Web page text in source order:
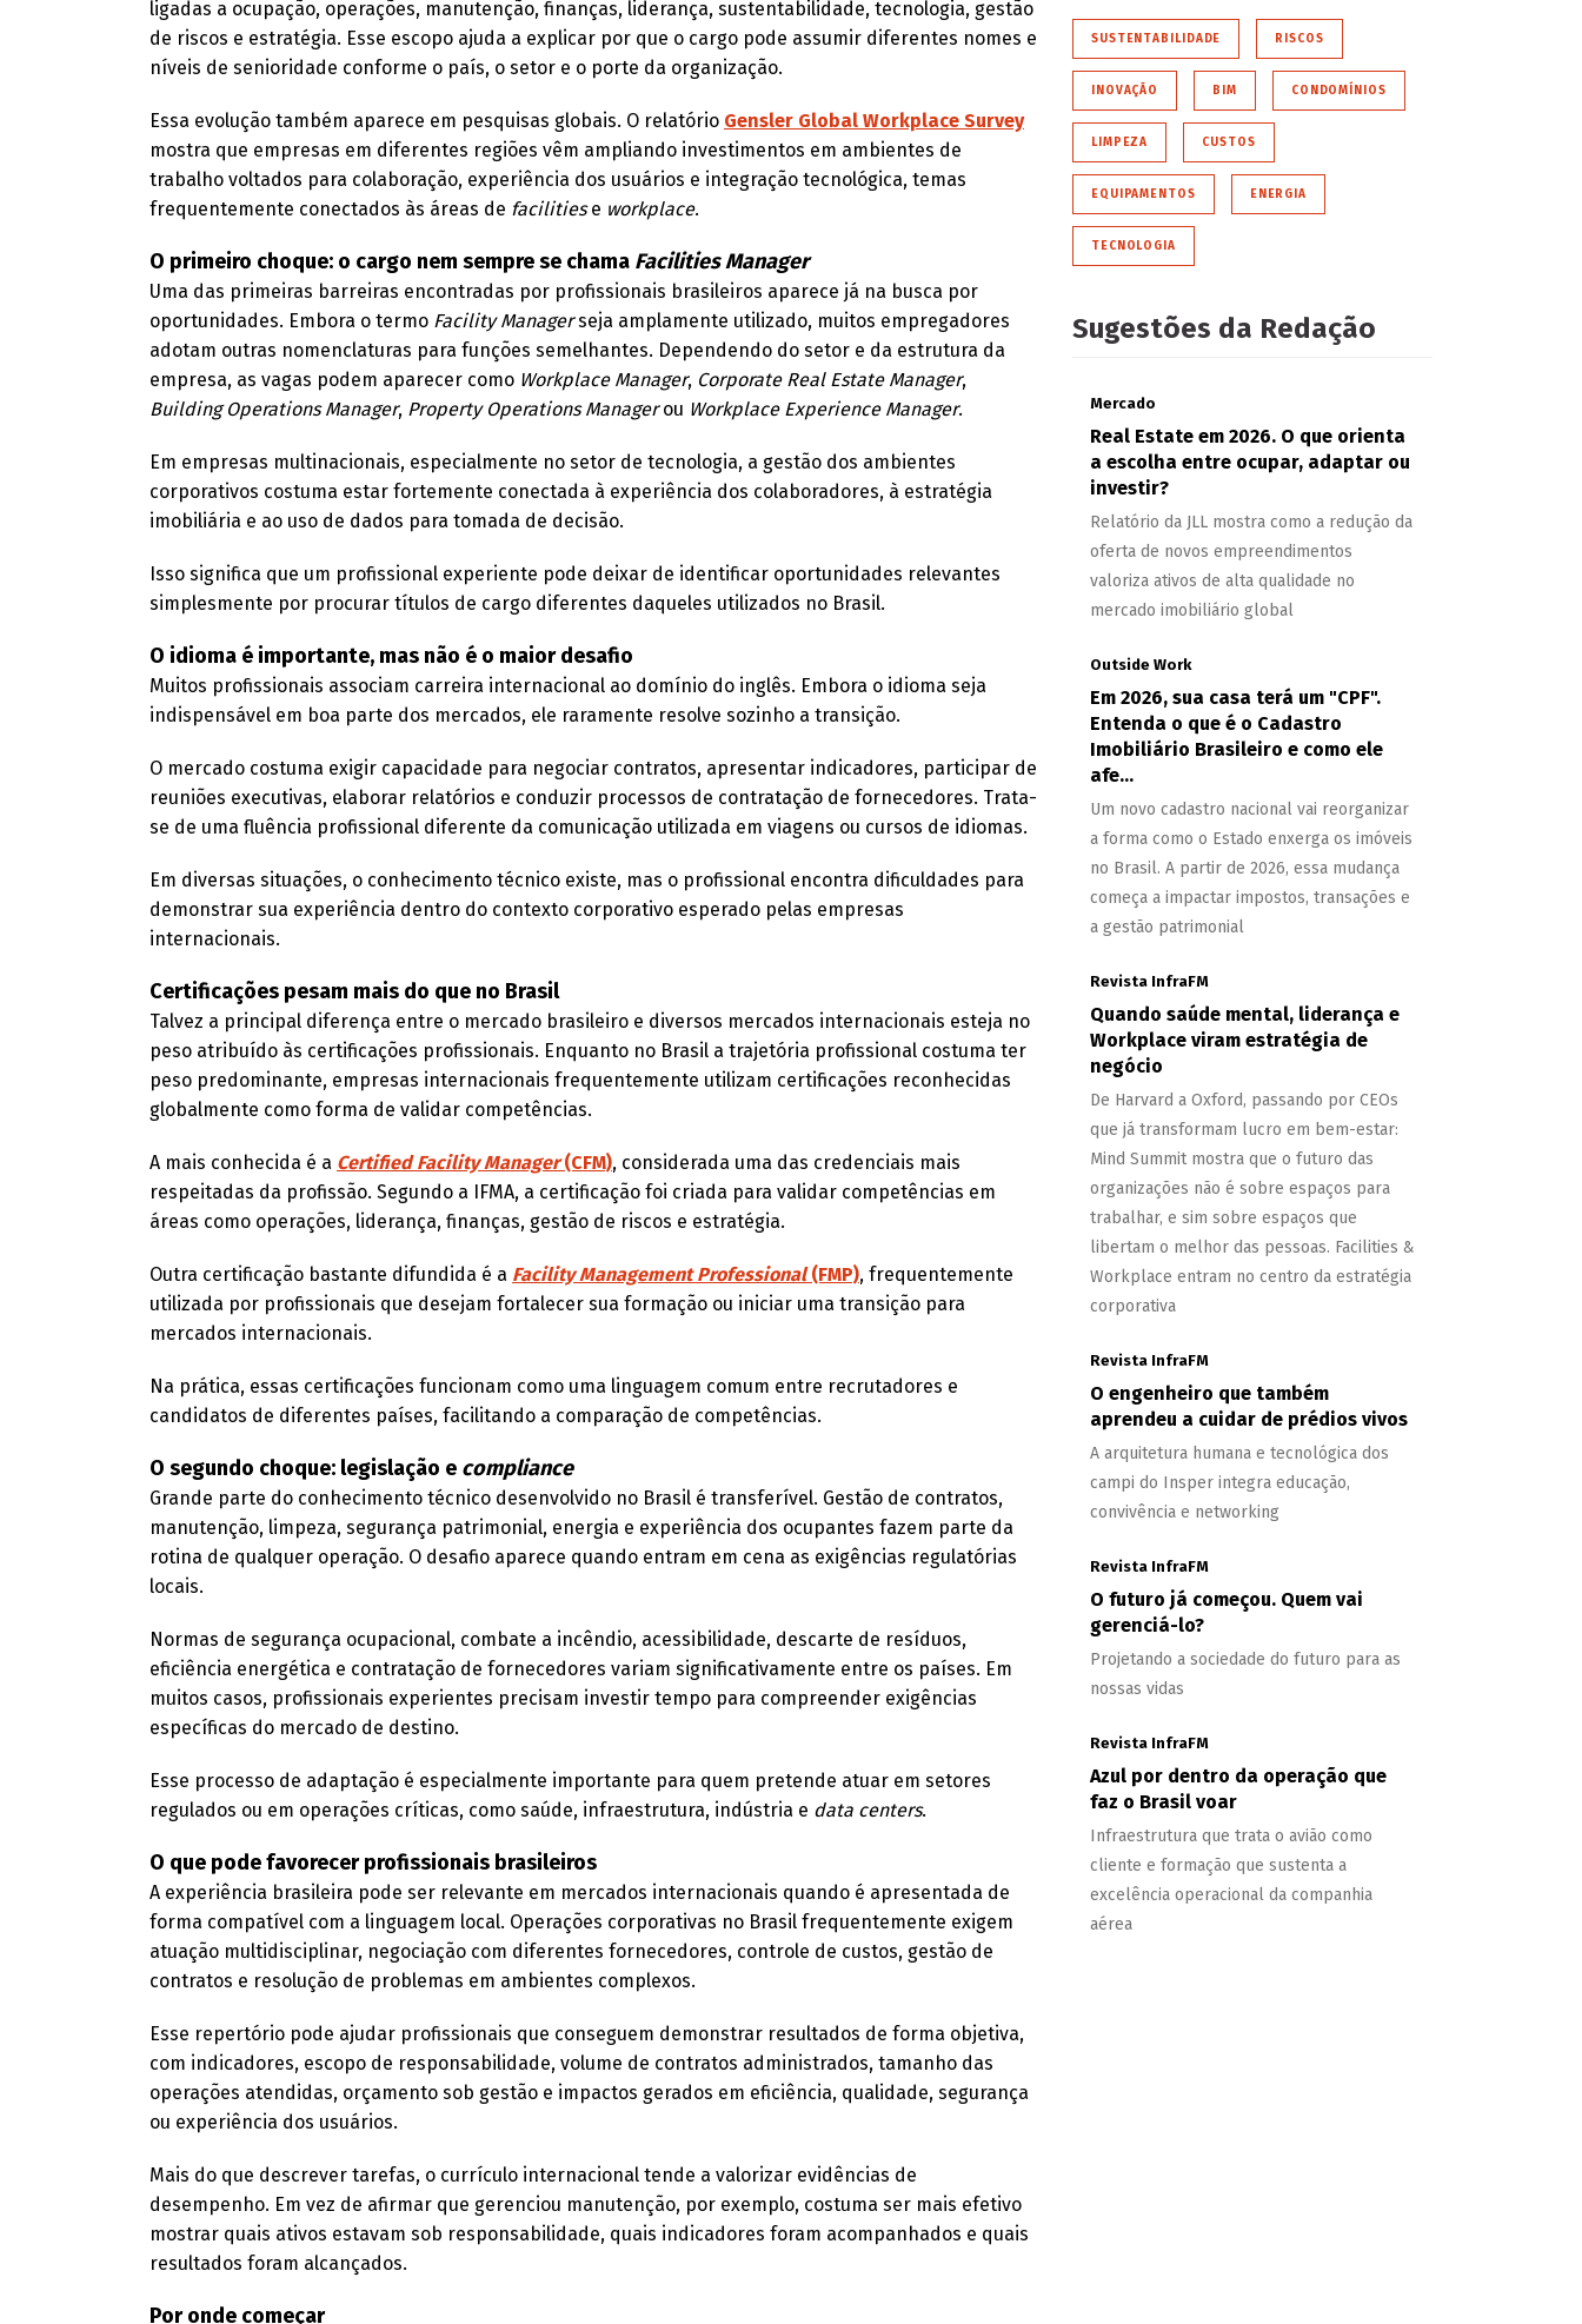
ligadas a ocupação, operações, manutenção, finanças, liderança, sustentabilidade, tecnologia, gestão
de riscos e estratégia. Esse escopo ajuda a explicar por que o cargo pode assumir diferentes nomes e
níveis de senioridade conforme o país, o setor e o porte da organização.
Essa evolução também aparece em pesquisas globais. O relatório Gensler Global Workplace Survey
mostra que empresas em diferentes regiões vêm ampliando investimentos em ambientes de
trabalho voltados para colaboração, experiência dos usuários e integração tecnológica, temas
frequentemente conectados às áreas de facilitiese workplace.
O primeiro choque: o cargo nem sempre se chama Facilities Manager
Uma das primeiras barreiras encontradas por profissionais brasileiros aparece já na busca por
oportunidades. Embora o termo Facility Managerseja amplamente utilizado, muitos empregadores
adotam outras nomenclaturas para funções semelhantes. Dependendo do setor e da estrutura da
empresa, as vagas podem aparecer como Workplace Manager, Corporate Real Estate Manager,
Building Operations Manager, Property Operations Managerou Workplace Experience Manager.
Em empresas multinacionais, especialmente no setor de tecnologia, a gestão dos ambientes
corporativos costuma estar fortemente conectada à experiência dos colaboradores, à estratégia
imobiliária e ao uso de dados para tomada de decisão.
Isso significa que um profissional experiente pode deixar de identificar oportunidades relevantes
simplesmente por procurar títulos de cargo diferentes daqueles utilizados no Brasil.
O idioma é importante, mas não é o maior desafio
Muitos profissionais associam carreira internacional ao domínio do inglês. Embora o idioma seja
indispensável em boa parte dos mercados, ele raramente resolve sozinho a transição.
O mercado costuma exigir capacidade para negociar contratos, apresentar indicadores, participar de
reuniões executivas, elaborar relatórios e conduzir processos de contratação de fornecedores. Trata-
se de uma fluência profissional diferente da comunicação utilizada em viagens ou cursos de idiomas.
Em diversas situações, o conhecimento técnico existe, mas o profissional encontra dificuldades para
demonstrar sua experiência dentro do contexto corporativo esperado pelas empresas
internacionais.
Certificações pesam mais do que no Brasil
Talvez a principal diferença entre o mercado brasileiro e diversos mercados internacionais esteja no
peso atribuído às certificações profissionais. Enquanto no Brasil a trajetória profissional costuma ter
peso predominante, empresas internacionais frequentemente utilizam certificações reconhecidas
globalmente como forma de validar competências.
A mais conhecida é a Certified Facility Manager(CFM), considerada uma das credenciais mais
respeitadas da profissão. Segundo a IFMA, a certificação foi criada para validar competências em
áreas como operações, liderança, finanças, gestão de riscos e estratégia.
Outra certificação bastante difundida é a Facility Management Professional(FMP), frequentemente
utilizada por profissionais que desejam fortalecer sua formação ou iniciar uma transição para
mercados internacionais.
Na prática, essas certificações funcionam como uma linguagem comum entre recrutadores e
candidatos de diferentes países, facilitando a comparação de competências.
O segundo choque: legislação e compliance
Grande parte do conhecimento técnico desenvolvido no Brasil é transferível. Gestão de contratos,
manutenção, limpeza, segurança patrimonial, energia e experiência dos ocupantes fazem parte da
rotina de qualquer operação. O desafio aparece quando entram em cena as exigências regulatórias
locais.
Normas de segurança ocupacional, combate a incêndio, acessibilidade, descarte de resíduos,
eficiência energética e contratação de fornecedores variam significativamente entre os países. Em
muitos casos, profissionais experientes precisam investir tempo para compreender exigências
específicas do mercado de destino.
Esse processo de adaptação é especialmente importante para quem pretende atuar em setores
regulados ou em operações críticas, como saúde, infraestrutura, indústria e data centers.
O que pode favorecer profissionais brasileiros
A experiência brasileira pode ser relevante em mercados internacionais quando é apresentada de
forma compatível com a linguagem local. Operações corporativas no Brasil frequentemente exigem
atuação multidisciplinar, negociação com diferentes fornecedores, controle de custos, gestão de
contratos e resolução de problemas em ambientes complexos.
Esse repertório pode ajudar profissionais que conseguem demonstrar resultados de forma objetiva,
com indicadores, escopo de responsabilidade, volume de contratos administrados, tamanho das
operações atendidas, orçamento sob gestão e impactos gerados em eficiência, qualidade, segurança
ou experiência dos usuários.
Mais do que descrever tarefas, o currículo internacional tende a valorizar evidências de
desempenho. Em vez de afirmar que gerenciou manutenção, por exemplo, costuma ser mais efetivo
mostrar quais ativos estavam sob responsabilidade, quais indicadores foram acompanhados e quais
resultados foram alcançados.
Por onde começar
SUSTENTABILIDADE RISCOS
INOVAÇÃO BIM CONDOMÍNIOS
LIMPEZA CUSTOS
EQUIPAMENTOS ENERGIA
TECNOLOGIA
Sugestões da Redação
Mercado
Real Estate em 2026. O que orienta
a escolha entre ocupar, adaptar ou
investir?
Relatório da JLL mostra como a redução da
oferta de novos empreendimentos
valoriza ativos de alta qualidade no
mercado imobiliário global
Outside Work
Em 2026, sua casa terá um "CPF".
Entenda o que é o Cadastro
Imobiliário Brasileiro e como ele
afe...
Um novo cadastro nacional vai reorganizar
a forma como o Estado enxerga os imóveis
no Brasil. A partir de 2026, essa mudança
começa a impactar impostos, transações e
a gestão patrimonial
Revista InfraFM
Quando saúde mental, liderança e
Workplace viram estratégia de
negócio
De Harvard a Oxford, passando por CEOs
que já transformam lucro em bem-estar:
Mind Summit mostra que o futuro das
organizações não é sobre espaços para
trabalhar, e sim sobre espaços que
libertam o melhor das pessoas. Facilities &
Workplace entram no centro da estratégia
corporativa
Revista InfraFM
O engenheiro que também
aprendeu a cuidar de prédios vivos
A arquitetura humana e tecnológica dos
campi do Insper integra educação,
convivência e networking
Revista InfraFM
O futuro já começou. Quem vai
gerenciá-lo?
Projetando a sociedade do futuro para as
nossas vidas
Revista InfraFM
Azul por dentro da operação que
faz o Brasil voar
Infraestrutura que trata o avião como
cliente e formação que sustenta a
excelência operacional da companhia
aérea